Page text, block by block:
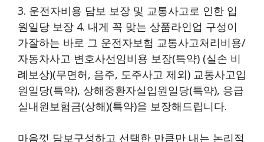
3. 운전자비용 담보 보장 및 교통사고로 인한 입
원일당 보장 4. 내게 꼭 맞는 상품라인업 구성이
가잘하는 바로 그 운전자보험 교통사고처리비용/
자동차사고 변호사선임비용 보장(특약) (실손 비
례보상)(무면허, 음주, 도주사고 제외) 교통사고입
원일당(특약), 상해중환자실입원일당(특약), 응급
실내원보험금(상해)(특약)을 보장해드립니다.
마음껏 담보구성하고 선택한 만큼만 내는 논리적